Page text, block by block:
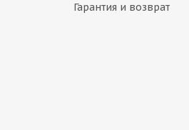
Гарантия и возврат